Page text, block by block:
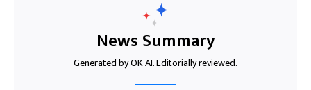
News Summary
Generated by OK AI. Editorially reviewed.